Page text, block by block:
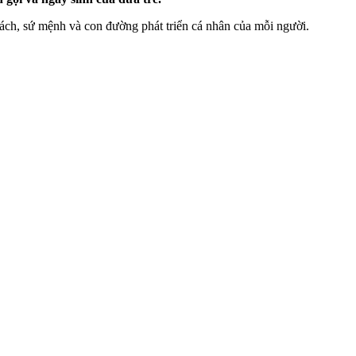
sứ mệnh và con đường phát triển cá nhân của mỗi người.